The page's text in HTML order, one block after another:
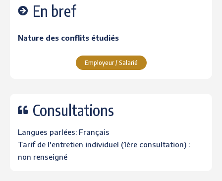
En bref
Nature des conflits étudiés
Employeur / Salarié
Consultations
Langues parlées: Français
Tarif de l'entretien individuel (1ère consultation) :
non renseigné